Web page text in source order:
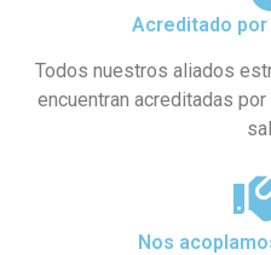
Acreditado por
Todos nuestros aliados
encuentran acreditadas
Nos